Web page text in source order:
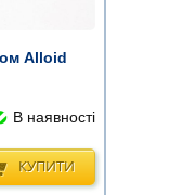
Alloid
В наявності
КУПИТИ